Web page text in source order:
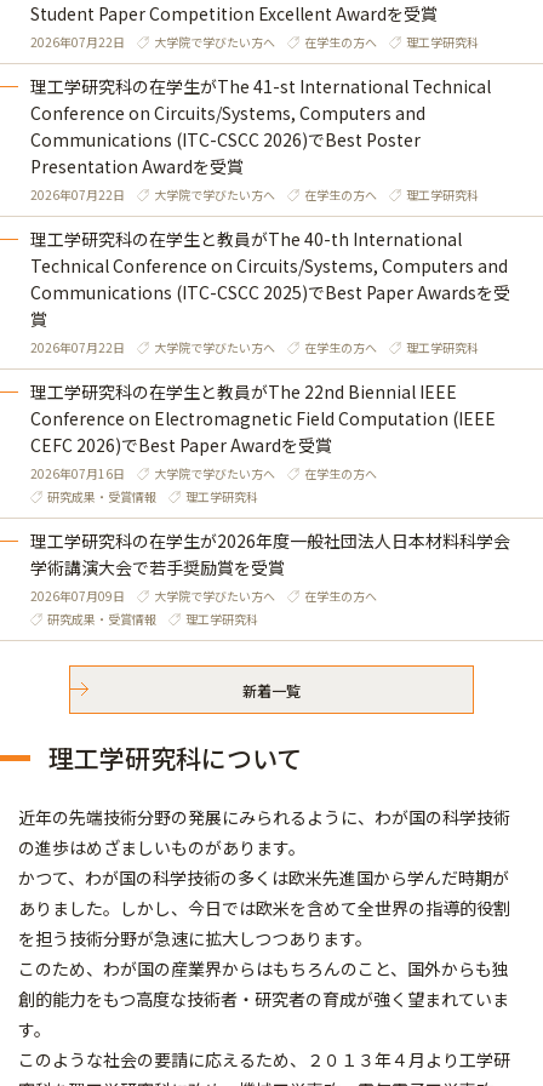
Student Paper Competition Excellent Awardを受賞
2026年07月22日 大学院で学びたい方へ 在学生の方へ 理工学研究科
理工学研究科の在学生がThe 41-st International Technical
Conference on Circuits/Systems, Computers and
Communications (ITC-CSCC 2026)でBest Poster
Presentation Awardを受賞
2026年07月22日 大学院で学びたい方へ 在学生の方へ 理工学研究科
理工学研究科の在学生と教員がThe 40-th International
Technical Conference on Circuits/Systems, Computers and
Communications (ITC-CSCC 2025)でBest Paper Awardsを受
賞
2026年07月22日 大学院で学びたい方へ 在学生の方へ 理工学研究科
理工学研究科の在学生と教員がThe 22nd Biennial IEEE
Conference on Electromagnetic Field Computation (IEEE
CEFC 2026)でBest Paper Awardを受賞
2026年07月16日 大学院で学びたい方へ
在学生の方へ
研究成果・受賞情報
理工学研究科
理工学研究科の在学生が2026年度一般社団法人日本材料科学会
学術講演大会で若手奨励賞を受賞
2026年07月09日 大学院で学びたい方へ
在学生の方へ
研究成果・受賞情報
理工学研究科
新着一覧
理工学研究科について
近年の先端技術分野の発展にみられるように、わが国の科学技術
の進歩はめざましいものがあります。
かつて、わが国の科学技術の多くは欧米先進国から学んだ時期が
ありました。しかし、今日では欧米を含めて全世界の指導的役割
を担う技術分野が急速に拡大しつつあります。
このため、わが国の産業界からはもちろんのこと、国外からも独
創的能力をもつ高度な技術者・研究者の育成が強く望まれていま
す。
このような社会の要請に応えるため、２０１３年４月より工学研